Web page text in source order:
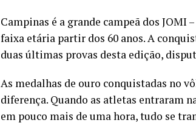
Campinas é a grande campeã dos JOMI
faixa etária partir dos 60 anos. A
duas últimas provas desta edição,
As medalhas de ouro conquistadas no
diferença. Quando as atletas entraram
em pouco mais de uma hora, tudo se